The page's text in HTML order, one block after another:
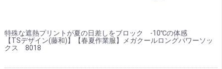
特殊な遮熱プリントが夏の日差しをブロック -10℃の体感
【TSデザイン(藤和)】【春夏作業服】メガクールロングパワーソッ
クス 8018